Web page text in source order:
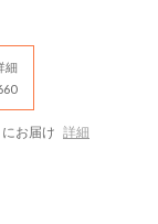
細
にお届け 詳細